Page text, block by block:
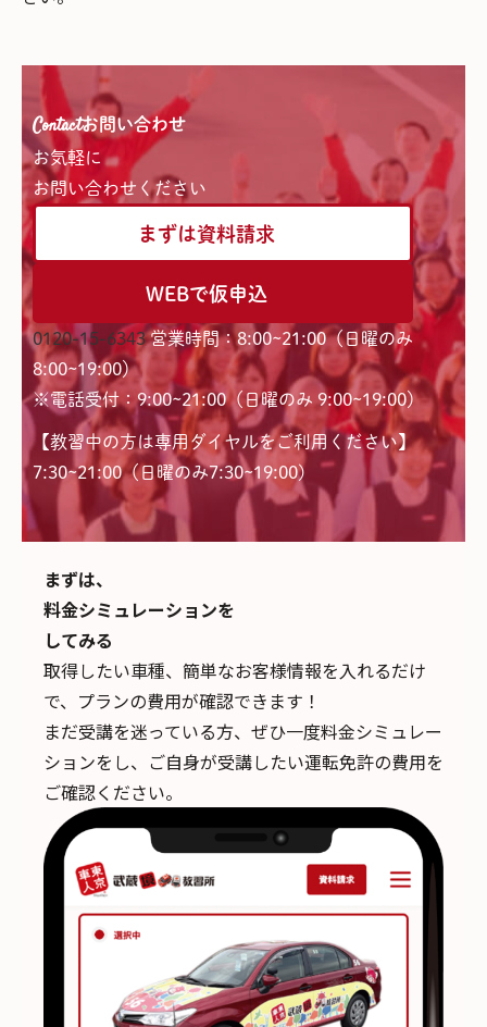
Contactお問い合わせ
お気軽に
お問い合わせください
まずは資料請求
WEBで仮申込
0120-15-6343 営業時間：8:00~21:00（日曜のみ
8:00~19:00）
※電話受付：9:00~21:00（日曜のみ 9:00~19:00）
【教習中の方は専用ダイヤルをご利用ください】
7:30~21:00（日曜のみ7:30~19:00)
まずは、
料金シミュレーションを
してみる
取得したい車種、簡単なお客様情報を入れるだけ
で、 プランの費用が確認できます！
まだ受講を迷っている方、ぜひ一度料金シミュレー
ションをし、ご自身が受講したい運転免許の費用を
ご確認ください。